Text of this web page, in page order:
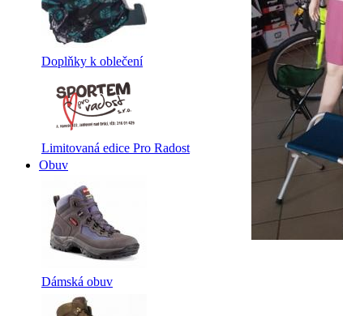
Doplňky k oblečení
Limitovaná edice Pro Radost
Obuv
Dámská obuv